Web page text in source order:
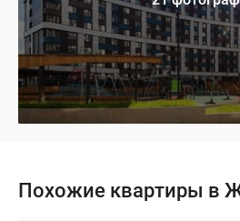
Похожие квартиры в